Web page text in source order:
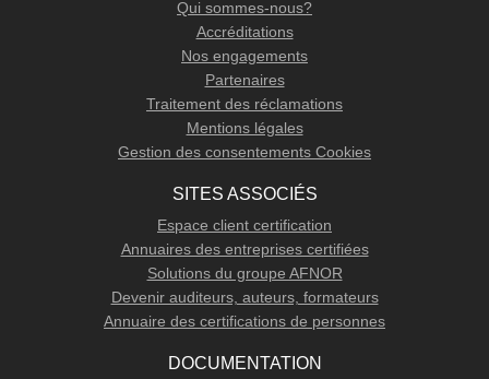
Qui sommes-nous?
Accréditations
Nos engagements
Partenaires
Traitement des réclamations
Mentions légales
Gestion des consentements Cookies
SITES ASSOCIÉS
Espace client certification
Annuaires des entreprises certifiées
Solutions du groupe AFNOR
Devenir auditeurs, auteurs, formateurs
Annuaire des certifications de personnes
DOCUMENTATION